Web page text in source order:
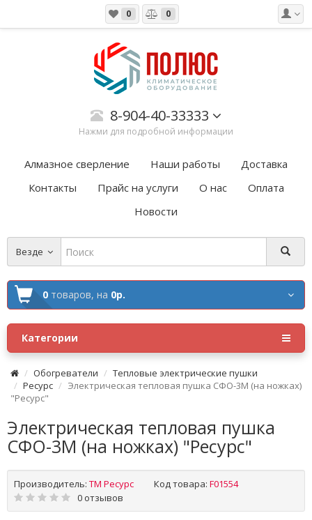
0 0
8-904-40-33333
Нажми для подробной информации
Алмазное сверление Наши работы
Доставка
Контакты
Прайс на услуги О нас
Оплата
Новости
Везде
0 товаров, на 0р.
Категории
Обогреватели
Тепловые электрические пушки
Ресурс
Электрическая тепловая пушка СФО-3М (на ножках)
"Ресурс"
Электрическая тепловая пушка
СФО-3М (на ножках) "Ресурс"
Производитель: ТМ Ресурс Код товара: F01554
0 отзывов